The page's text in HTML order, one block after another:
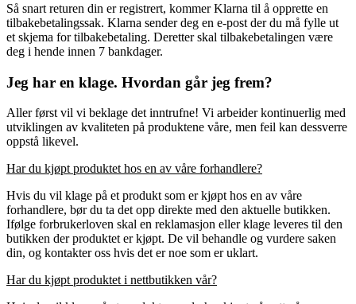
Så snart returen din er registrert, kommer Klarna til å opprette en
tilbakebetalingssak. Klarna sender deg en e-post der du må fylle ut
et skjema for tilbakebetaling. Deretter skal tilbakebetalingen være
deg i hende innen 7 bankdager.
Jeg har en klage. Hvordan går jeg frem?
Aller først vil vi beklage det inntrufne! Vi arbeider kontinuerlig med
utviklingen av kvaliteten på produktene våre, men feil kan dessverre
oppstå likevel.
Har du kjøpt produktet hos en av våre forhandlere?
Hvis du vil klage på et produkt som er kjøpt hos en av våre
forhandlere, bør du ta det opp direkte med den aktuelle butikken.
Ifølge forbrukerloven skal en reklamasjon eller klage leveres til den
butikken der produktet er kjøpt. De vil behandle og vurdere saken
din, og kontakter oss hvis det er noe som er uklart.
Har du kjøpt produktet i nettbutikken vår?